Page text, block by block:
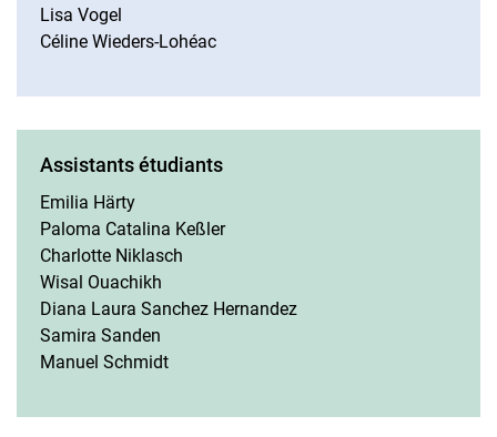
Lisa Vogel
Céline Wieders-Lohéac
Assistants étudiants
Emilia Härty
Paloma Catalina Keßler
Charlotte Niklasch
Wisal Ouachikh
Diana Laura Sanchez Hernandez
Samira Sanden
Manuel Schmidt